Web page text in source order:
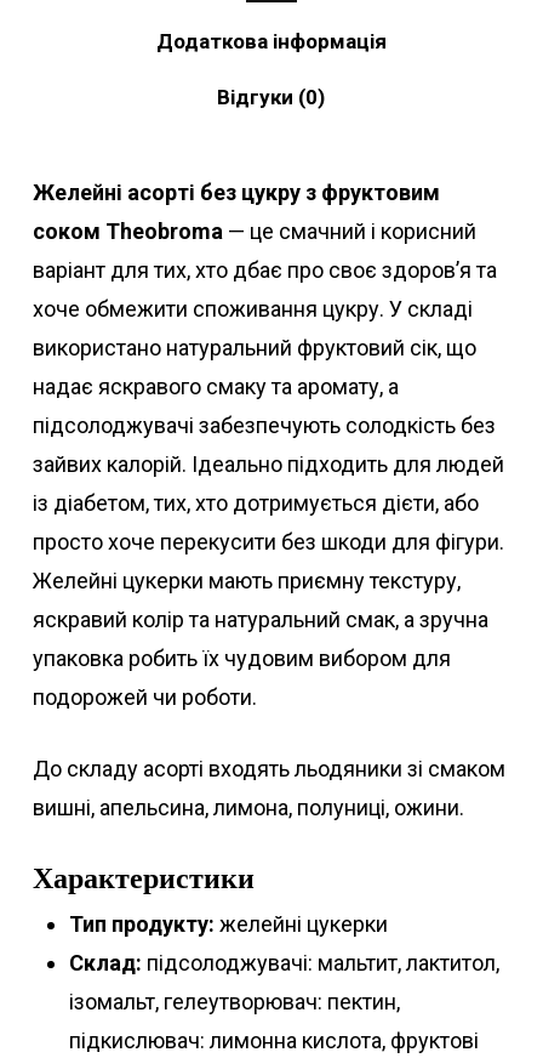
Додаткова інформація
Відгуки (0)
Желейні асорті без цукру з фруктовим
соком Theobroma— це смачний і корисний
варіант для тих, хто дбає про своє здоров’я та
хоче обмежити споживання цукру. У складі
використано натуральний фруктовий сік, що
надає яскравого смаку та аромату, а
підсолоджувачі забезпечують солодкість без
зайвих калорій. Ідеально підходить для людей
із діабетом, тих, хто дотримується дієти, або
просто хоче перекусити без шкоди для фігури.
Желейні цукерки мають приємну текстуру,
яскравий колір та натуральний смак, а зручна
упаковка робить їх чудовим вибором для
подорожей чи роботи.
До складу асорті входять льодяники зі смаком
вишні, апельсина, лимона, полуниці, ожини.
Характеристики
Тип продукту: желейні цукерки
Склад: підсолоджувачі: мальтит, лактитол,
ізомальт, гелеутворювач: пектин,
підкислювач: лимонна кислота, фруктові